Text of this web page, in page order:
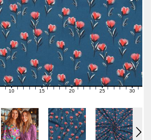
91011121314 161718192021222324 2526272829 31